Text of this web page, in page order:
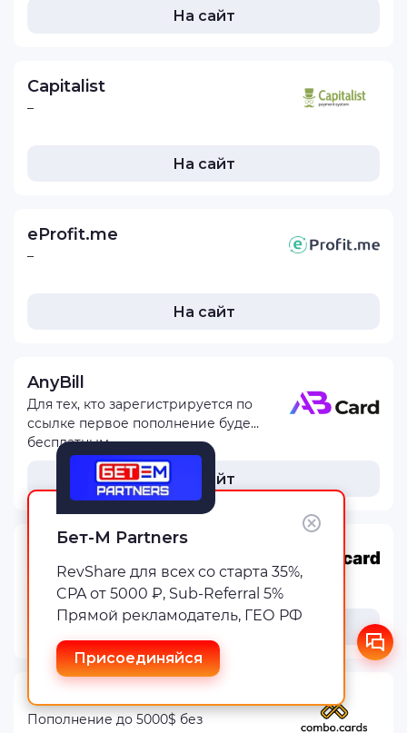
На сайт
Capitalist
–
На сайт
eProfit.me
–
На сайт
AnyBill
Для тех, кто зарегистрируется по
ссылке первое пополнение будет
бесплатным
На сайт
YesCard
На сайт
Combo Cards
Пополнение до 5000$ без
Бет-М Partners
RevShare для всех со старта 35%,
CPA от 5000 ₽, Sub-Referral 5%
Прямой рекламодатель, ГЕО РФ
Присоединяйся